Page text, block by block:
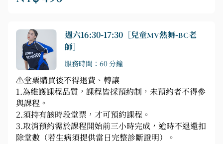
週六16:30-17:30［兒童MV熱舞-BC老
師］
服務時間：60 分鐘
⚠️堂票購買後不得退費、轉讓
1.為維護課程品質，課程皆採預約制，未預約者不得參
與課程。
2.須持有該時段堂票，才可預約課程。
3.取消預約需於課程開始前三小時完成，逾時不退還扣
除堂數（若生病須提供當日完整診斷證明）。